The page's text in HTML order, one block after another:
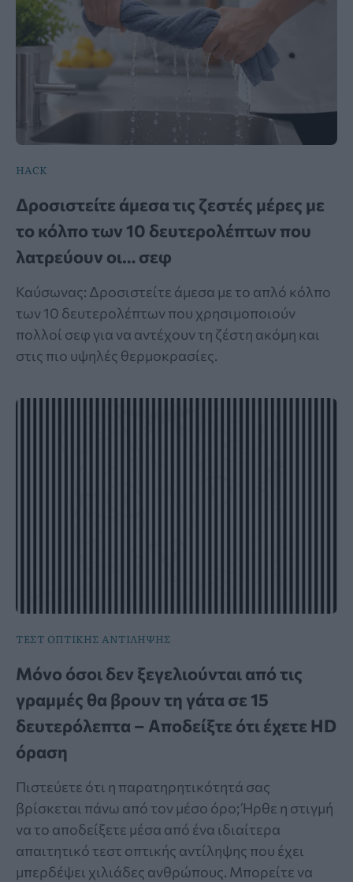
HACK
Δροσιστείτε άμεσα τις ζεστές μέρες με
το κόλπο των 10 δευτερολέπτων που
λατρεύουν οι… σεφ
Καύσωνας: Δροσιστείτε άμεσα με το απλό κόλπο
των 10 δευτερολέπτων που χρησιμοποιούν
πολλοί σεφ για να αντέχουν τη ζέστη ακόμη και
στις πιο υψηλές θερμοκρασίες.
ΤΕΣΤ ΟΠΤΙΚΗΣ ΑΝΤΙΛΗΨΗΣ
Μόνο όσοι δεν ξεγελιούνται από τις
γραμμές θα βρουν τη γάτα σε 15
δευτερόλεπτα – Αποδείξτε ότι έχετε HD
όραση
Πιστεύετε ότι η παρατηρητικότητά σας
βρίσκεται πάνω από τον μέσο όρο; Ήρθε η στιγμή
να το αποδείξετε μέσα από ένα ιδιαίτερα
απαιτητικό τεστ οπτικής αντίληψης που έχει
μπερδέψει χιλιάδες ανθρώπους. Μπορείτε να